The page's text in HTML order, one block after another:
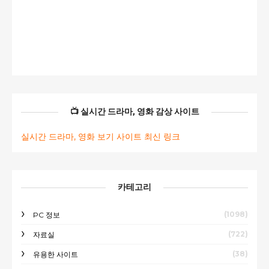
📺 실시간 드라마, 영화 감상 사이트
실시간 드라마, 영화 보기 사이트 최신 링크
카테고리
PC 정보 (1098)
자료실 (722)
유용한 사이트 (38)